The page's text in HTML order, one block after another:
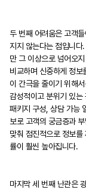
두 번째 어려움은 고객
지지 않는다는 점입니다
만 그 이상으로 넘어오
비교하며 신중하게 정보
이 간극을 줄이기 위해
감성적이고 분위기 있는
패키지 구성, 상담 가능
보로 고객의 궁금증과
맞춰 점진적으로 정보
률이 훨씬 높아집니다.
마지막 세 번째 난관은